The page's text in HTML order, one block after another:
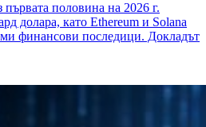
първата половина на 2026 г.
долара, като Ethereum и Solana
финансови последици. Докладът